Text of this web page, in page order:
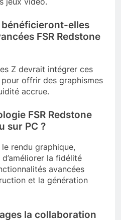
elles
FSR Redstone
Z devrait intégrer ces
offrir des graphismes
accrue.
FSR Redstone
sur PC ?
rendu graphique,
la fidélité
avancées
et la génération
la collaboration